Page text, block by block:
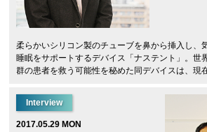
柔らかいシリコン製のチューブを鼻から挿入し、
睡眠をサポートするデバイス「ナステント」。世
群の患者を救う可能性を秘めた同デバイスは、現
Interview
2017.05.29 MON